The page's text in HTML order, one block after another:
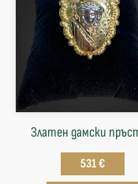
Златен дамски
531 €